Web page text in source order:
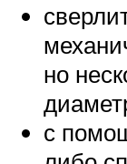
но
с